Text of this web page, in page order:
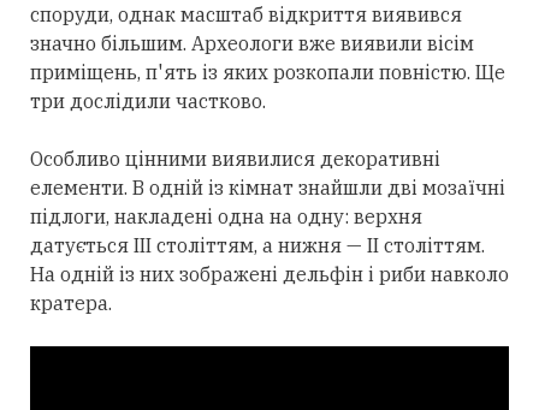
споруди, однак масштаб відкриття виявився
значно більшим. Археологи вже виявили вісім
приміщень, п'ять із яких розкопали повністю. Ще
три дослідили частково.
Особливо цінними виявилися декоративні
елементи. В одній із кімнат знайшли дві мозаїчні
підлоги, накладені одна на одну: верхня
датується III століттям, а нижня — II століттям.
На одній із них зображені дельфін і риби навколо
кратера.